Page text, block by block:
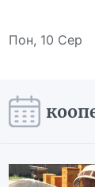
Пон, 10 Сер